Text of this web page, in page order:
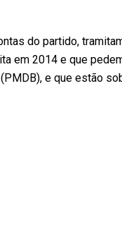
do partido,
em 2014 e que
e que estão